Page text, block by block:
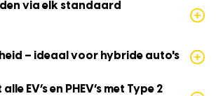
via elk standaard
– ideaal voor hybride auto's
EV’s en PHEV’s met Type 2